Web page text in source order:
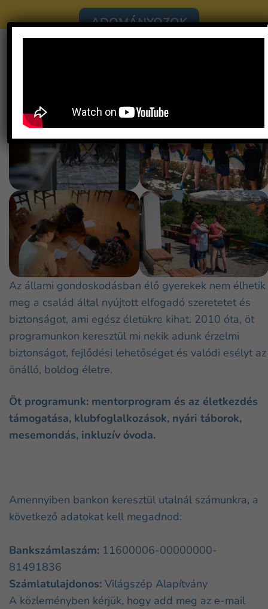
Az állami gondoskodásban élő gyerekek nem élhetik
meg a család által nyújtott elfogadó szeretetet és
biztonságot, ami egész életükre kihat. 2010 óta, öt
programunkon keresztül mi nekik adunk érzelmi
biztonságot, fejlődési lehetőséget és valódi esélyt az
önálló, boldog életre.
Öt programunk: mentorprogram és az életkezdés
támogatása, klubfoglalkozások, nyári táborok,
mesemondás, inkluzív óvoda.
Amennyiben bankon keresztül utalnál számunkra, a
következő adatokat kell megadnod:
Bankszámlaszám: 11600006-00000000-
81491836
Számlatulajdonos: Világszép Alapítvány
A közleményben kérjük, hogy add meg az e-mail